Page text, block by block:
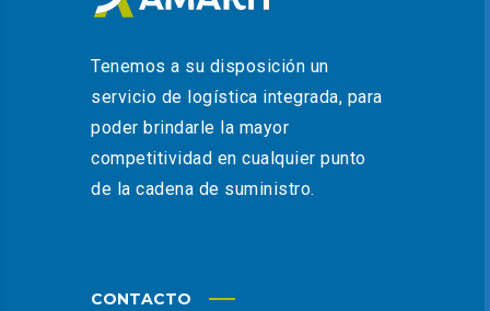
Tenemos a su disposición un
servicio de logística integrada, para
poder brindarle la mayor
competitividad en cualquier punto
de la cadena de suministro.
CONTACTO